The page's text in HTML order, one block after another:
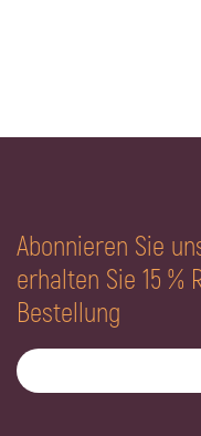
Abonnieren Sie
erhalten Sie 15 %
Bestellung